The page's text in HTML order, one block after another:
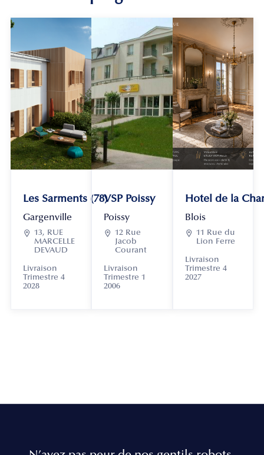
Les Sarments (78)
Gargenville
 13, RUE
MARCELLE
DEVAUD
Livraison
Trimestre 4
2028
VSP Poissy
Poissy
 12 Rue
Jacob
Courant
Livraison
Trimestre 1
2006
Hotel de la
Blois
 11 Rue du
Lion Ferre
Livraison
Trimestre 4
2027